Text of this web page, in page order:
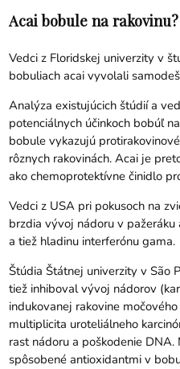
Acai bobule na rakovinu?
Vedci z Floridskej univerzity v
bobuliach acai vyvolali
Analýza existujúcich štúdií a
potenciálnych účinkoch bobúľ
bobule vykazujú
rôznych rakovinách. Acai je
ako chemoprotektívne činidlo
Vedci z USA pri pokusoch na
brzdia vývoj nádoru v
a tiež hladinu interferónu gama.
Štúdia Štátnej univerzity v São
tiež inhiboval vývoj nádorov
indukovanej rakovine
multiplicita uroteliálneho
rast nádoru a poškodenie DNA.
spôsobené antioxidantmi v